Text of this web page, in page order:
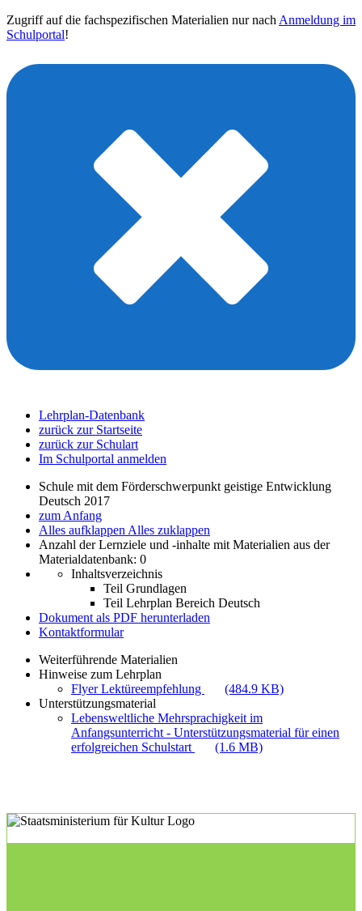
Zugriff auf die fachspezifischen Materialien nur nach Anmeldung im
Schulportal!
Lehrplan-Datenbank
zurück zur Startseite
zurück zur Schulart
Im Schulportal anmelden
Schule mit dem Förderschwerpunkt geistige Entwicklung
Deutsch 2017
zum Anfang
Alles aufklappen Alles zuklappen
Anzahl der Lernziele und -inhalte mit Materialien aus der
Materialdatenbank: 0
Inhaltsverzeichnis
Teil Grundlagen
Teil Lehrplan Bereich Deutsch
Dokument als PDF herunterladen
Kontaktformular
Weiterführende Materialien
Hinweise zum Lehrplan
Flyer Lektüreempfehlung
(484.9 KB)
Unterstützungsmaterial
Lebensweltliche Mehrsprachigkeit im
Anfangsunterricht - Unterstützungsmaterial für einen
erfolgreichen Schulstart
(1.6 MB)